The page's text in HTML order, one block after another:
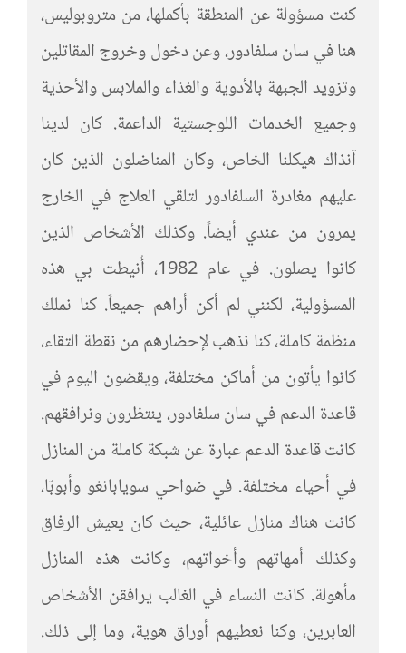
كنت مسؤولة عن المنطقة بأكملها، من متروبوليس،
هنا في سان سلفادور، وعن دخول وخروج المقاتلين
وتزويد الجبهة بالأدوية والغذاء والملابس والأحذية
وجميع الخدمات اللوجستية الداعمة. كان لدينا
آنذاك هيكلنا الخاص، وكان المناضلون الذين كان
عليهم مغادرة السلفادور لتلقي العلاج في الخارج
يمرون من عندي أيضاً. وكذلك الأشخاص الذين
كانوا يصلون. في عام 1982، أُنيطت بي هذه
المسؤولية، لكنني لم أكن أراهم جميعاً. كنا نملك
منظمة كاملة، كنا نذهب لإحضارهم من نقطة التقاء،
كانوا يأتون من أماكن مختلفة، ويقضون اليوم في
قاعدة الدعم في سان سلفادور، ينتظرون ونرافقهم.
كانت قاعدة الدعم عبارة عن شبكة كاملة من المنازل
في أحياء مختلفة. في ضواحي سويابانغو وأبوبّا،
كانت هناك منازل عائلية، حيث كان يعيش الرفاق
وكذلك أمهاتهم وأخواتهم، وكانت هذه المنازل
مأهولة. كانت النساء في الغالب يرافقن الأشخاص
العابرين، وكنا نعطيهم أوراق هوية، وما إلى ذلك.